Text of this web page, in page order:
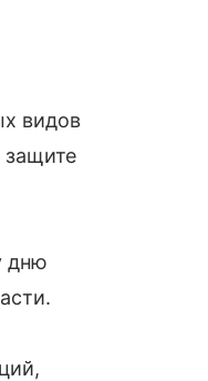
видов
дню